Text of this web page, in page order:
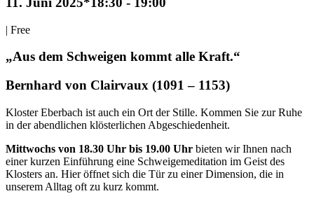
| Free
„Aus dem Schweigen kommt alle Kraft.“
Bernhard von Clairvaux (1091 – 1153)
Kloster Eberbach ist auch ein Ort der Stille. Kommen Sie zur Ruhe
in der abendlichen klösterlichen Abgeschiedenheit.
Mittwochs von 18.30 Uhr bis 19.00 Uhr bieten wir Ihnen nach
einer kurzen Einführung eine Schweigemeditation im Geist des
Klosters an. Hier öffnet sich die Tür zu einer Dimension, die in
unserem Alltag oft zu kurz kommt.